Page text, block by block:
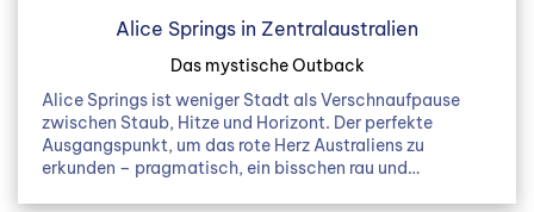
Alice Springs in Zentralaustralien
Das mystische Outback
Alice Springs ist weniger Stadt als Verschnaufpause
zwischen Staub, Hitze und Horizont. Der perfekte
Ausgangspunkt, um das rote Herz Australiens zu
erkunden – pragmatisch, ein bisschen rau und…